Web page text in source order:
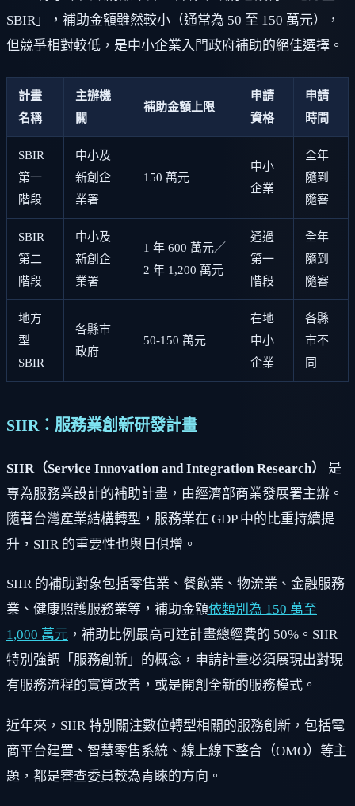
SBIR」，補助金額雖然較小（通常為 50 至 150 萬元），
但競爭相對較低，是中小企業入門政府補助的絕佳選擇。
計畫
名稱
主辦機
關
補助金額上限
申請
資格
申請
時間
SBIR
第一
階段
中小及
新創企
業署
150 萬元
中小
企業
全年
隨到
隨審
SBIR
第二
階段
中小及
新創企
業署
1 年 600 萬元／
2 年 1,200 萬元
通過
第一
階段
全年
隨到
隨審
地方
型
SBIR
各縣市
政府
50-150 萬元
在地
中小
企業
各縣
市不
同
SIIR：服務業創新研發計畫
SIIR（Service Innovation and Integration Research）
是
專為服務業設計的補助計畫，由經濟部商業發展署主辦。
隨著台灣產業結構轉型，服務業在 GDP 中的比重持續提
升，SIIR 的重要性也與日俱增。
SIIR 的補助對象包括零售業、餐飲業、物流業、金融服務
業、健康照護服務業等，補助金額依類別為 150 萬至
1,000 萬元 ，補助比例最高可達計畫總經費的 50%。SIIR
特別強調「服務創新」的概念，申請計畫必須展現出對現
有服務流程的實質改善，或是開創全新的服務模式。
近年來，SIIR 特別關注數位轉型相關的服務創新，包括電
商平台建置、智慧零售系統、線上線下整合（OMO）等主
題，都是審查委員較為青睞的方向。